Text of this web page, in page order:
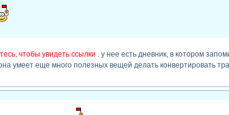
чтобы увидеть ссылки . у нее есть дневник, в котором
умеет еще много полезных вещей делать конвертировать